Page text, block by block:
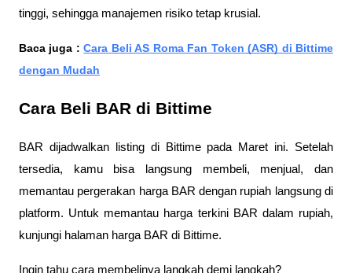
tinggi, sehingga manajemen risiko tetap krusial.
Baca juga :Cara Beli AS Roma Fan Token (ASR) di Bittime
dengan Mudah
Cara Beli BAR di Bittime
BAR dijadwalkan listing di Bittime pada Maret ini. Setelah
tersedia, kamu bisa langsung membeli, menjual, dan
memantau pergerakan harga BAR dengan rupiah langsung di
platform. Untuk memantau harga terkini BAR dalam rupiah,
kunjungi halaman harga BAR di Bittime.
Ingin tahu cara membelinya langkah demi langkah?